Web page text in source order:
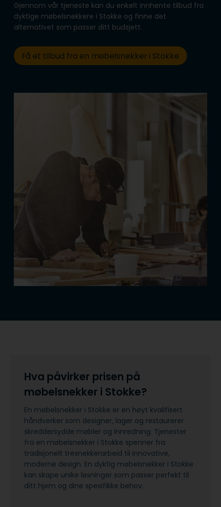
Gjennom vår tjeneste kan du enkelt innhente tilbud fra
dyktige møbelsnekkere i Stokke og finne det
alternativet som passer ditt budsjett.
Få et tilbud fra en møbelsnekker i Stokke
Hva påvirker prisen på
møbelsnekker i Stokke?
En møbelsnekker i Stokke er en høyt kvalifisert
håndverker som designer, lager og restaurerer
skreddersydde møbler og innredning. Tjenester
fra en møbelsnekker i Stokke spenner fra
tradisjonelt tresnekkerarbeid til innovative,
moderne design. En dyktig møbelsnekker i Stokke
kan skape unike løsninger som passer perfekt til
ditt hjem og dine spesifikke behov.